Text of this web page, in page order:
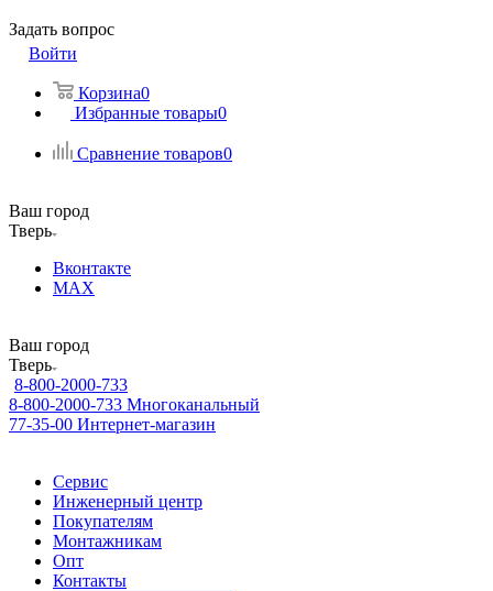
Задать вопрос
Войти
Корзина0
Избранные товары0
Сравнение товаров0
Ваш город
Тверь
Вконтакте
MAX
Ваш город
Тверь
8-800-2000-733
8-800-2000-733 Многоканальный
77-35-00 Интернет-магазин
Сервис
Инженерный центр
Покупателям
Монтажникам
Опт
Контакты